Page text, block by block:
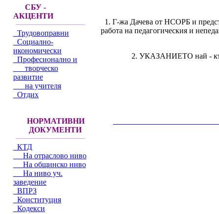
СБУ -
АКЦЕНТИ
Трудовоправни
Социално-
икономически
Професионално и
творческо
развитие
на учителя
Отдих
НОРМАТИВНИ
ДОКУМЕНТИ
КТД
На отраслово ниво
На общинско ниво
На ниво уч.
заведение
ВПРЗ
Конституция
Кодекси
1. Г-жа Дачева от НСОРБ и
работа на педагогическия и
2. УКАЗАНИЕТО най -